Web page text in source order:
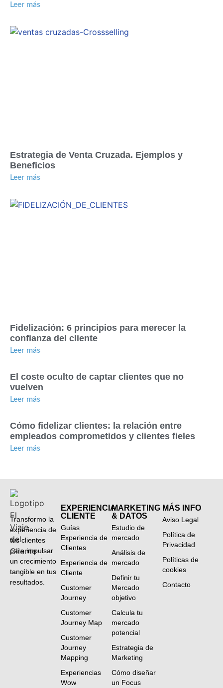
Leer más
Estrategia de Venta Cruzada. Ejemplos y
Beneficios
Leer más
Fidelización: 6 principios para merecer la
confianza del cliente
Leer más
El coste oculto de captar clientes que no
vuelven
Leer más
Cómo fidelizar clientes: la relación entre
empleados comprometidos y clientes fieles
Leer más
Transformo la
experiencia de
tus clientes
para impulsar
un crecimiento
tangible en tus
resultados.
EXPERIENCIA
CLIENTE
Guías
Experiencia de
Clientes
Experiencia de
Cliente
Customer
Journey
Customer
Journey Map
Customer
Journey
Mapping
Experiencias
Wow
MARKETING
& DATOS
Estudio de
mercado
Análisis de
mercado
Definir tu
Mercado
objetivo
Calcula tu
mercado
potencial
Estrategia de
Marketing
Cómo diseñar
un Focus
MÁS INFO
Aviso Legal
Política de
Privacidad
Políticas de
cookies
Contacto